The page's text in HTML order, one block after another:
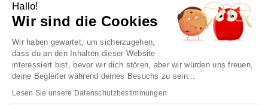
Folgen Sie uns
Melden Sie sich für den Newsletter an, um die neuesten
Hallo!
Wir sind die Cookies
Wir haben gewartet, um sicherzugehen,
dass du an den Inhalten dieser Website
interessiert bist, bevor wir dich stören, aber wir würden uns freuen,
deine Begleiter während deines Besuchs zu sein...
Lesen Sie unsere Datenschutzbestimmungen